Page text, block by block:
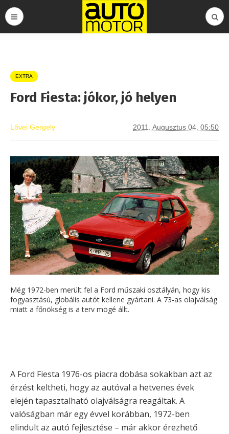
EXTRA
Ford Fiesta: jókor, jó helyen
Lővei Gergely 2011. Augusztus 04. 05:50
Még 1972-ben merült fel a Ford műszaki osztályán, hogy kis
fogyasztású, globális autót kellene gyártani. A 73-as olajválság
miatt a főnökség is a terv mögé állt.
A Ford Fiesta 1976-os piacra dobása sokakban azt az
érzést keltheti, hogy az autóval a hetvenes évek
elején tapasztalható olajválságra reagáltak. A
valóságban már egy évvel korábban, 1972-ben
elindult az autó fejlesztése – már akkor érezhető